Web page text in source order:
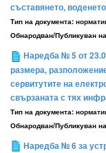
съставянето,
Тип на документа:
Обнародван/Публикуван
Наредба № 5 от
размера,
сервитутите на
свързаната с тях
Тип на документа:
Обнародван/Публикуван
Наредба № 6 за